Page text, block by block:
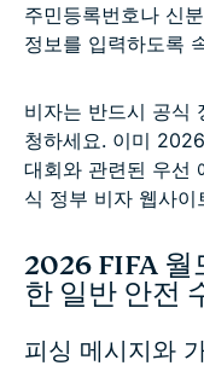
주민등록번호나 신
정보를 입력하도록
비자는 반드시 공식
청하세요. 이미
대회와 관련된 우선
식 정부 비자 웹사이
2026 FIFA
한 일반 안전
피싱 메시지와